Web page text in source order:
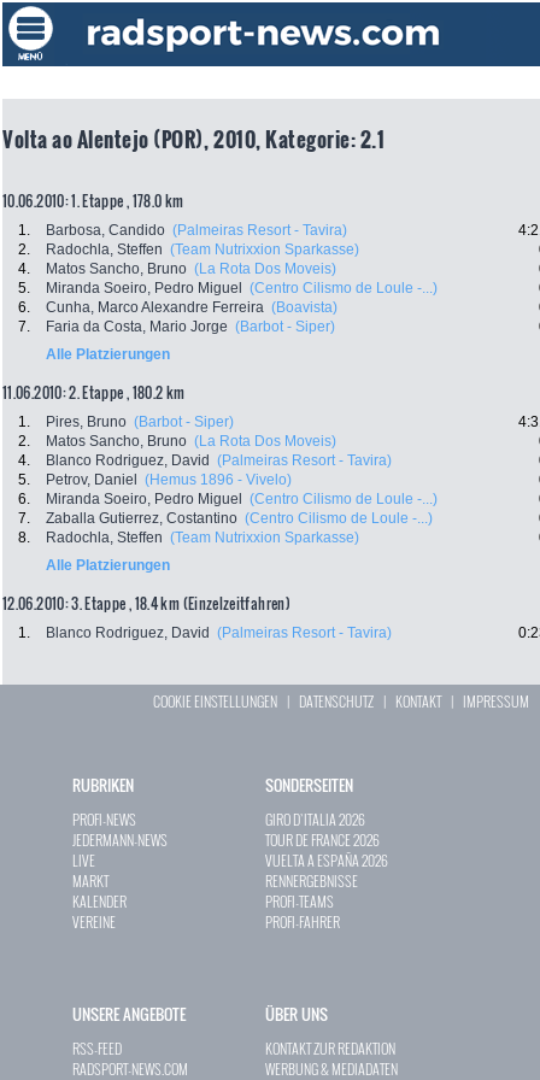
Volta ao Alentejo (POR), 2010, Kategorie: 2.1
10.06.2010: 1. Etappe , 178.0 km
1. Barbosa, Candido (Palmeiras Resort - Tavira)
2.
Radochla, Steffen (Team Nutrixxion Sparkasse)
4.
Matos Sancho, Bruno (La Rota Dos Moveis)
5.
Miranda Soeiro, Pedro Miguel (Centro Cilismo de Loule -...)
6.
Cunha, Marco Alexandre Ferreira (Boavista)
7.
Faria da Costa, Mario Jorge (Barbot - Siper)
Alle Platzierungen
11.06.2010: 2. Etappe , 180.2 km
1. Pires, Bruno (Barbot - Siper)
2.
Matos Sancho, Bruno (La Rota Dos Moveis)
4.
Blanco Rodriguez, David (Palmeiras Resort - Tavira)
5.
Petrov, Daniel (Hemus 1896 - Vivelo)
6.
Miranda Soeiro, Pedro Miguel (Centro Cilismo de Loule -...)
7.
Zaballa Gutierrez, Costantino (Centro Cilismo de Loule -...)
8.
Radochla, Steffen (Team Nutrixxion Sparkasse)
Alle Platzierungen
12.06.2010: 3. Etappe , 18.4 km (Einzelzeitfahren)
1. Blanco Rodriguez, David (Palmeiras Resort - Tavira)
COOKIE EINSTELLUNGEN | DATENSCHUTZ | KONTAKT| IMPRESSUM
RUBRIKEN
PROFI-NEWS
JEDERMANN-NEWS
LIVE
MARKT
KALENDER
VEREINE
SONDERSEITEN
GIRO D`ITALIA 2026
TOUR DE FRANCE 2026
VUELTA A ESPAÑA 2026
RENNERGEBNISSE
PROFI-TEAMS
PROFI-FAHRER
UNSERE ANGEBOTE
RSS-FEED
RADSPORT-NEWS.COM
ÜBER UNS
KONTAKT ZUR REDAKTION
WERBUNG & MEDIADATEN